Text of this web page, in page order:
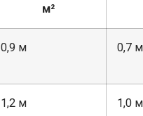
м²
0,9 м 0,7 м
1,2 м 1,0 м